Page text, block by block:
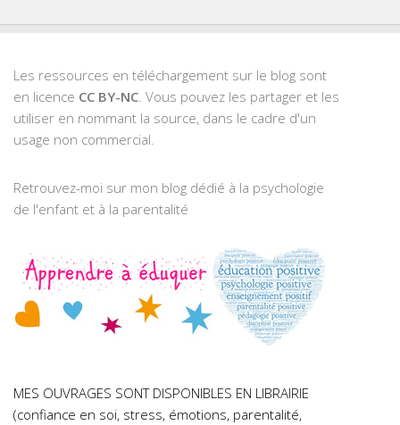
Les ressources en téléchargement sur le blog sont
en licence CC BY-NC. Vous pouvez les partager et les
utiliser en nommant la source, dans le cadre d'un
usage non commercial.
Retrouvez-moi sur mon blog dédié à la psychologie
de l'enfant et à la parentalité
MES OUVRAGES SONT DISPONIBLES EN LIBRAIRIE
(confiance en soi, stress, émotions, parentalité,